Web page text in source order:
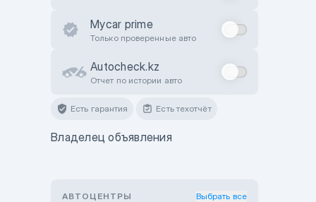
Mycar prime
Только проверенные авто
Autocheck.kz
Отчет по истории авто
Есть гарантия Есть техотчёт
Владелец объявления
АВТОЦЕНТРЫ Выбрать все